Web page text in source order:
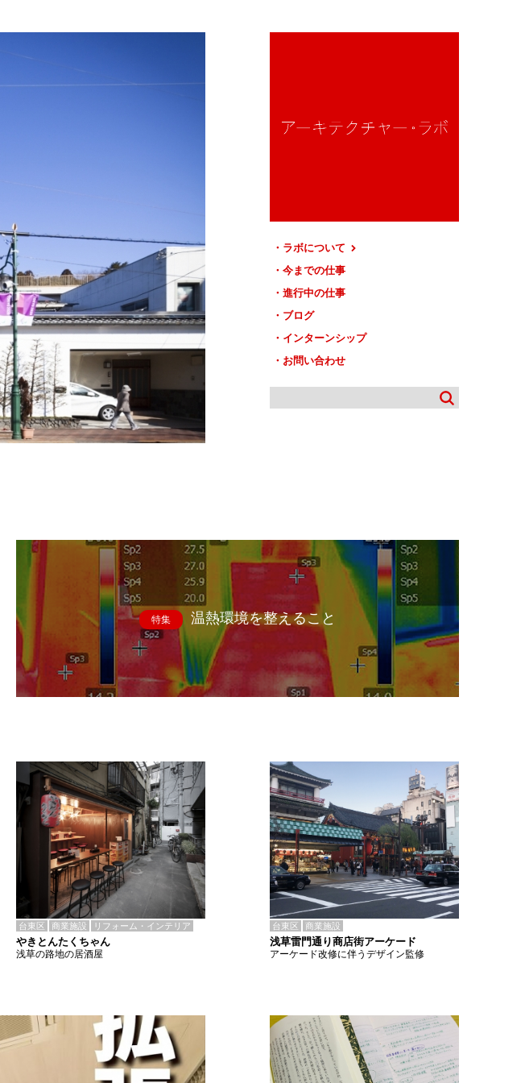
ラボについて
今までの仕事
進行中の仕事
ブログ
インターンシップ
お問い合わせ
特集 温熱環境を整えること
台東区 商業施設 リフォーム・インテリア
やきとんたくちゃん
浅草の路地の居酒屋
台東区 商業施設
浅草雷門通り商店街アーケード
アーケード改修に伴うデザイン監修